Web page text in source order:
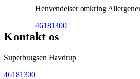
Henvendelser omkring
46181300
Kontakt os
Superbrugsen Havdrup
46181300